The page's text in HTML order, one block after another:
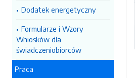
Dodatek energetyczny
Formularze i Wzory
Wniosków dla
świadczeniobiorców
Praca